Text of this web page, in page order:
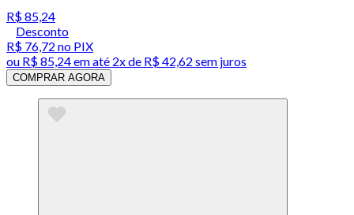
R$ 85,24
Desconto
R$ 76,72 no PIX
ou R$ 85,24em até 2x de R$ 42,62 sem juros
COMPRAR AGORA